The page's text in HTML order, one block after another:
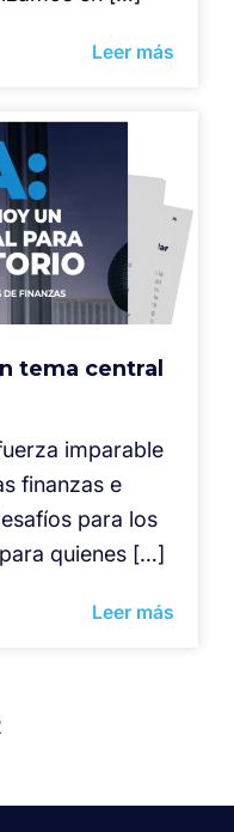
Leer más
tema central
imparable
finanzas e
para los
quienes […]
Leer más